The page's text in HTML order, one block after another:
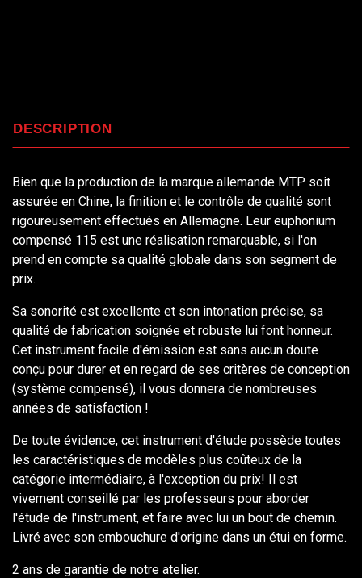
DESCRIPTION
Bien que la production de la marque allemande MTP soit
assurée en Chine, la finition et le contrôle de qualité sont
rigoureusement effectués en Allemagne. Leur euphonium
compensé 115 est une réalisation remarquable, si l'on
prend en compte sa qualité globale dans son segment de
prix.
Sa sonorité est excellente et son intonation précise, sa
qualité de fabrication soignée et robuste lui font honneur.
Cet instrument facile d'émission est sans aucun doute
conçu pour durer et en regard de ses critères de conception
(système compensé), il vous donnera de nombreuses
années de satisfaction !
De toute évidence, cet instrument d'étude possède toutes
les caractéristiques de modèles plus coûteux de la
catégorie intermédiaire, à l'exception du prix! Il est
vivement conseillé par les professeurs pour aborder
l'étude de l'instrument, et faire avec lui un bout de chemin.
Livré avec son embouchure d'origine dans un étui en forme.
2 ans de garantie de notre atelier.